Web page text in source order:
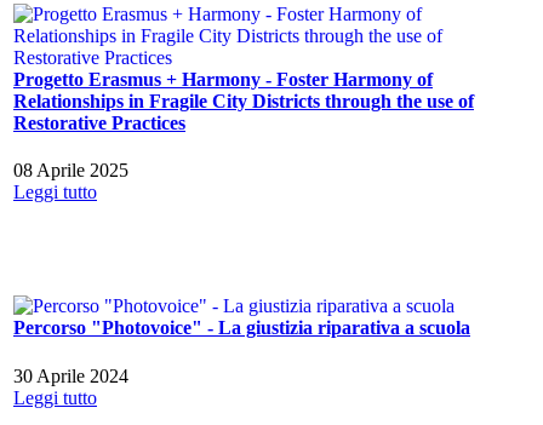
Progetto Erasmus + Harmony - Foster Harmony of
Relationships in Fragile City Districts through the use of
Restorative Practices
08 Aprile 2025
Leggi tutto
Percorso "Photovoice" - La giustizia riparativa a scuola
30 Aprile 2024
Leggi tutto